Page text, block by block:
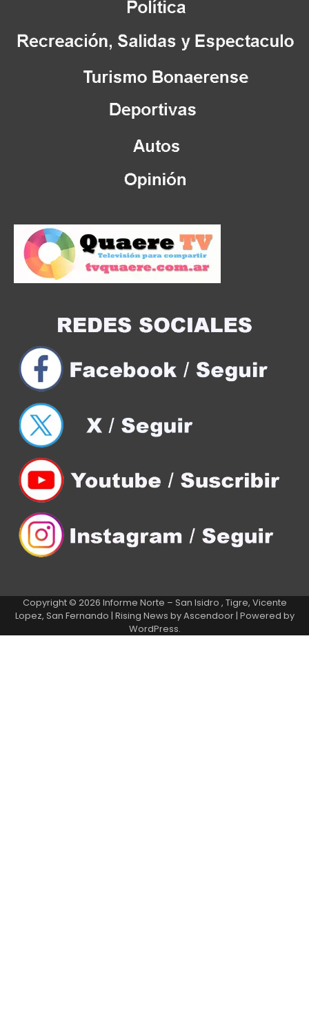
Copyright © 2026 Informe Norte – San Isidro , Tigre, Vicente
Lopez, San Fernando | Rising News byAscendoor| Powered by
WordPress.